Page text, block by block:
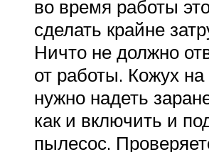
во время работы
сделать крайне
Ничто не должно
от работы. Кожух на
нужно надеть
как и включить и
пылесос.